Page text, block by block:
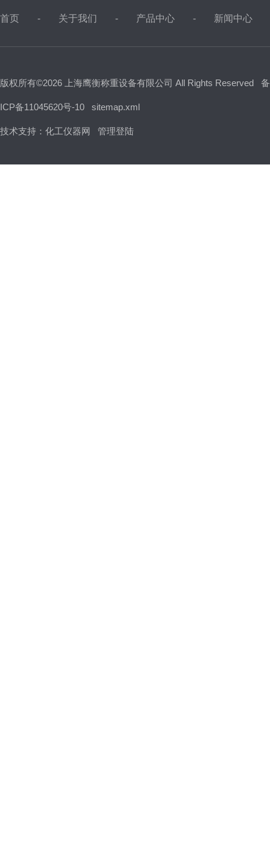
首页 关于我们 产品中心 新闻中心
版权所有©2026 上海鹰衡称重设备有限公司 All Rights Reserved
ICP备11045620号-10 sitemap.xml
技术支持： 化工仪器网 管理登陆